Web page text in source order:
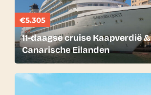
€5.305
11-daagse cruise Kaapverdië &
Canarische Eilanden